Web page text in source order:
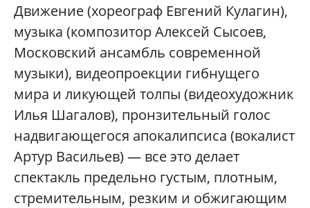
Движение (хореограф Евгений Кулагин),
музыка (композитор Алексей Сысоев,
Московский ансамбль современной
музыки), видеопроекции гибнущего
мира и ликующей толпы (видеохудожник
Илья Шагалов), пронзительный голос
надвигающегося апокалипсиса (вокалист
Артур Васильев) — все это делает
спектакль предельно густым, плотным,
стремительным, резким и обжигающим